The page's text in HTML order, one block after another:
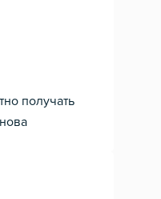
получать